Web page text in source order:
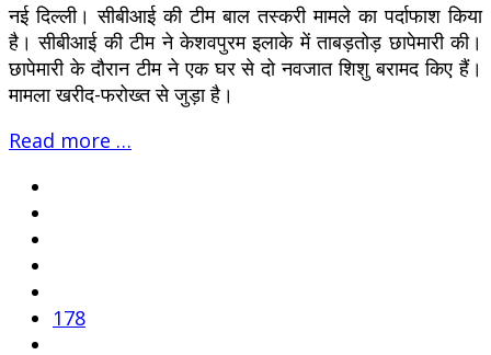
नई दिल्ली। सीबीआई की टीम बाल तस्करी मामले का पर्दाफाश किया
है। सीबीआई की टीम ने केशवपुरम इलाके में ताबड़तोड़ छापेमारी की।
छापेमारी के दौरान टीम ने एक घर से दो नवजात शिशु बरामद किए हैं।
मामला खरीद-फरोख्त से जुड़ा है।
Read more …
178